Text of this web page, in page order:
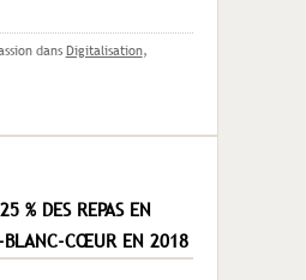
dans Digitalisation,
% DES REPAS EN
BLANC-CŒUR EN 2018